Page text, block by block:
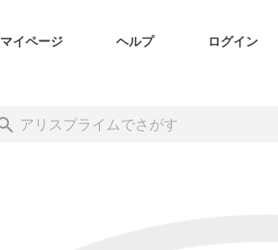
マイページ ヘルプ ログイン